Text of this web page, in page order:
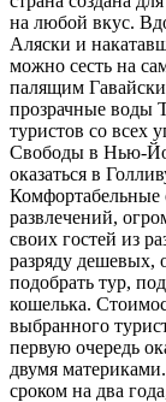
на любой вкус.
Аляски и
можно сесть на
палящим
прозрачные воды
туристов со всех
Свободы в Нью-
оказаться в
Комфортабельные
развлечений,
своих гостей из
разряду дешевых,
подобрать тур,
кошелька.
выбранного
первую очередь
двумя
сроком на два